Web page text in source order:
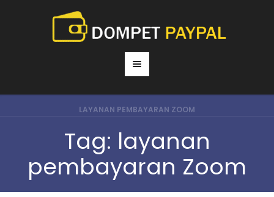
LAYANAN PEMBAYARAN ZOOM
Tag: layanan
pembayaran Zoom